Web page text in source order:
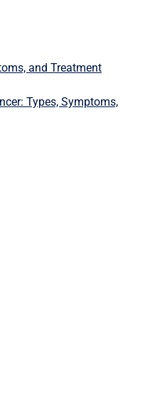
and Treatment
Types, Symptoms,